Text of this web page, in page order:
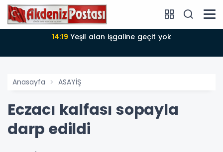
Anasayfa ASAYİŞ
Eczacı kalfası sopayla
darp edildi